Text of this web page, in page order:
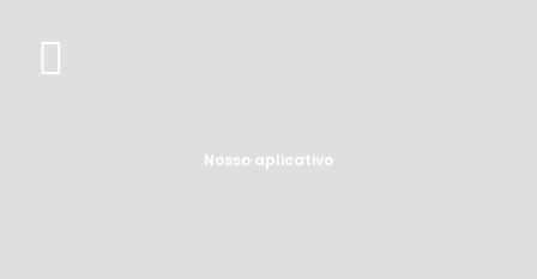
Nosso aplicativo